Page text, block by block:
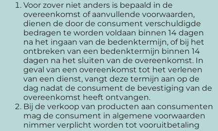
Voor zover niet anders is bepaald in de
overeenkomst of aanvullende voorwaarden,
dienen de door de consument verschuldigde
bedragen te worden voldaan binnen 14 dagen
na het ingaan van de bedenktermijn, of bij het
ontbreken van een bedenktermijn binnen 14
dagen na het sluiten van de overeenkomst. In
geval van een overeenkomst tot het verlenen
van een dienst, vangt deze termijn aan op de
dag nadat de consument de bevestiging van de
overeenkomst heeft ontvangen.
Bij de verkoop van producten aan consumenten
mag de consument in algemene voorwaarden
nimmer verplicht worden tot vooruitbetaling